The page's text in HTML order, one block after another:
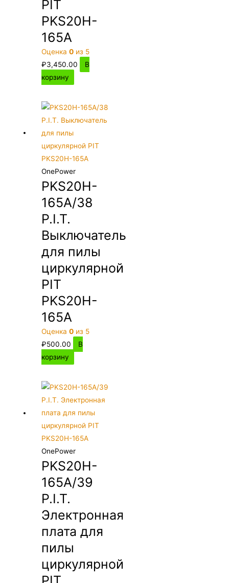
PIT
PKS20H-
165A
Оценка0 из 5
₽3,450.00
В
корзину
OnePower
PKS20H-
165A/38
P.I.T.
Выключатель
для пилы
циркулярной
PIT
PKS20H-
165A
Оценка0 из 5
₽500.00
В
корзину
OnePower
PKS20H-
165A/39
P.I.T.
Электронная
плата для
пилы
циркулярной